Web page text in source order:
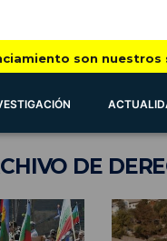
son nuestros
DE